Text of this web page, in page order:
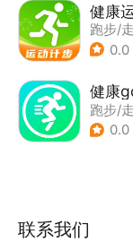
健康
跑步/
0.0
健康
跑步/
0.0
联系我们